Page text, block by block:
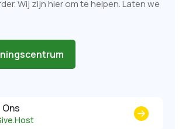
Wij zijn hier om te helpen. Laten we